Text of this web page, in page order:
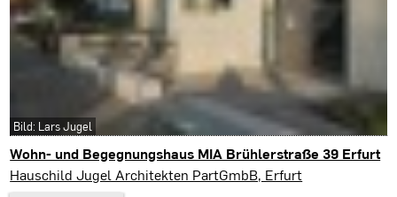
Wohn- und Begegnungshaus MIA Brühlerstraße 39 Erfurt
Erfurt
Hauschild Jugel Architekten PartGmbB, Erfurt
Bild: Lars Jugel